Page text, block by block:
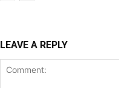
LEAVE A REPLY